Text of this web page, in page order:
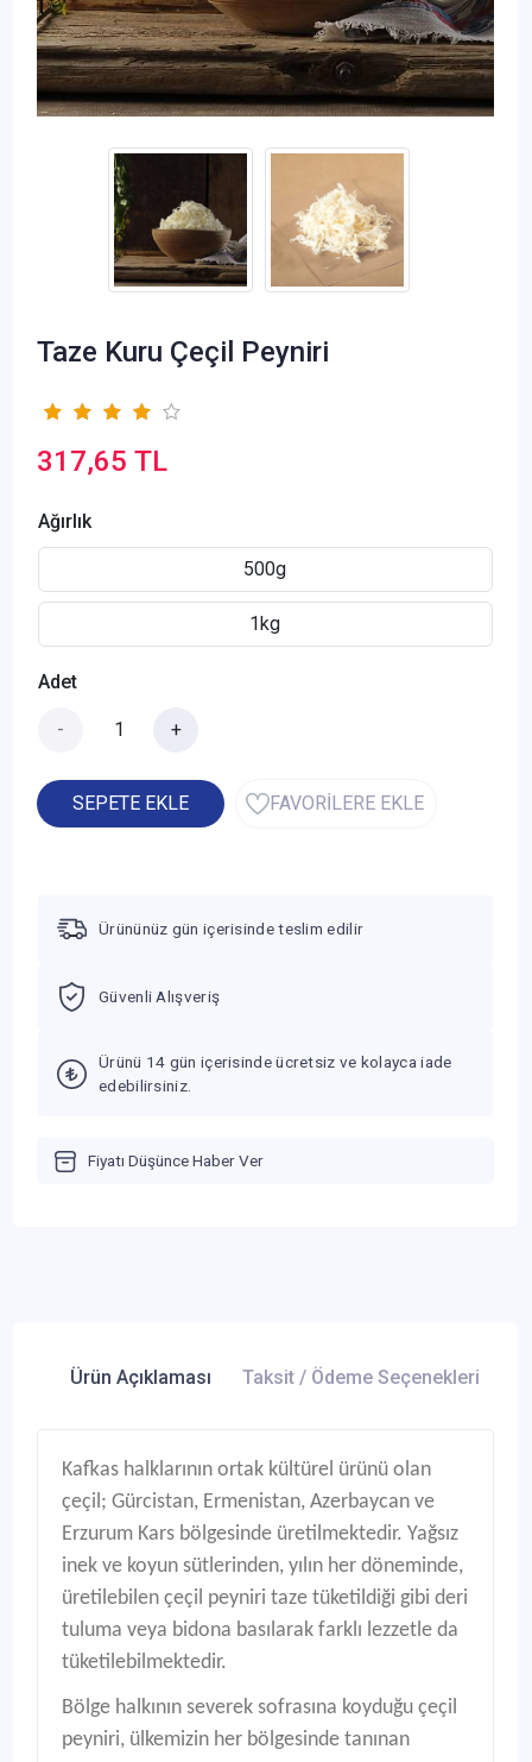
Taze Kuru Çeçil Peyniri
317,65 TL
Ağırlık
500g
1kg
Adet
- +
SEPETE EKLE FAVORİLERE EKLE
Ürününüz gün içerisinde teslim edilir
Güvenli Alışveriş
Ürünü 14 gün içerisinde ücretsiz ve kolayca iade
edebilirsiniz.
Fiyatı Düşünce Haber Ver
Ürün Açıklaması Taksit / Ödeme Seçenekleri
Kafkas halklarının ortak kültürel ürünü olan
çeçil; Gürcistan, Ermenistan, Azerbaycan ve
Erzurum Kars bölgesinde üretilmektedir. Yağsız
inek ve koyun sütlerinden, yılın her döneminde,
üretilebilen çeçil peyniri taze tüketildiği gibi deri
tuluma veya bidona basılarak farklı lezzetle da
tüketilebilmektedir.
Bölge halkının severek sofrasına koyduğu çeçil
peyniri, ülkemizin her bölgesinde tanınan